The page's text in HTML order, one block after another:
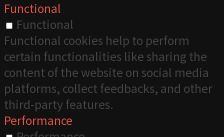
Functional
Functional
Functional cookies help to perform
certain functionalities like sharing the
content of the website on social media
platforms, collect feedbacks, and other
third-party features.
Performance